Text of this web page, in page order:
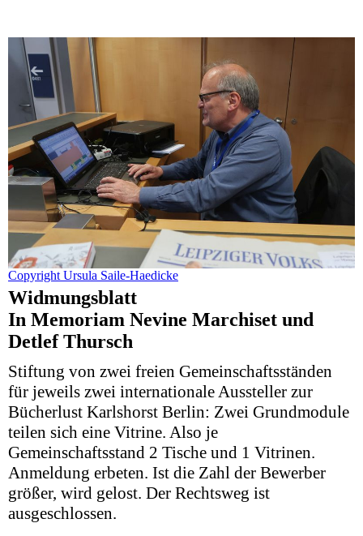
Copyright Ursula Saile-Haedicke
Widmungsblatt
In Memoriam Nevine Marchiset und
Detlef Thursch
Stiftung von zwei freien Gemeinschaftsständen
für jeweils zwei internationale Aussteller zur
Bücherlust Karlshorst Berlin: Zwei Grundmodule
teilen sich eine Vitrine. Also je
Gemeinschaftsstand 2 Tische und 1 Vitrinen.
Anmeldung erbeten. Ist die Zahl der Bewerber
größer, wird gelost. Der Rechtsweg ist
ausgeschlossen.